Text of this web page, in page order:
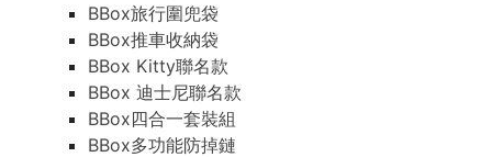
BBox旅行圍兜袋
BBox推車收納袋
BBox Kitty聯名款
BBox 迪士尼聯名款
BBox四合一套裝組
BBox多功能防掉鏈